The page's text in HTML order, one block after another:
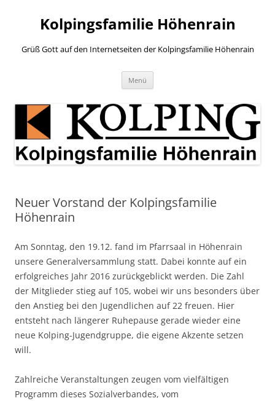
springenKolpingsfamilie Höhenrain
Grüß Gott auf den Internetseiten der Kolpingsfamilie Höhenrain
Menü
Neuer Vorstand der Kolpingsfamilie
Höhenrain
Am Sonntag, den 19.12. fand im Pfarrsaal in Höhenrain
unsere Generalversammlung statt. Dabei konnte auf ein
erfolgreiches Jahr 2016 zurückgeblickt werden. Die Zahl
der Mitglieder stieg auf 105, wobei wir uns besonders über
den Anstieg bei den Jugendlichen auf 22 freuen. Hier
entsteht nach längerer Ruhepause gerade wieder eine
neue Kolping-Jugendgruppe, die eigene Akzente setzen
will.
Zahlreiche Veranstaltungen zeugen vom vielfältigen
Programm dieses Sozialverbandes, vom